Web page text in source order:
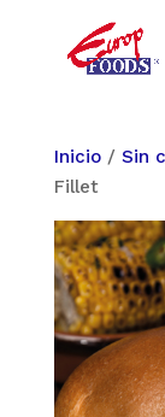
Inicio/ Sin
Fillet